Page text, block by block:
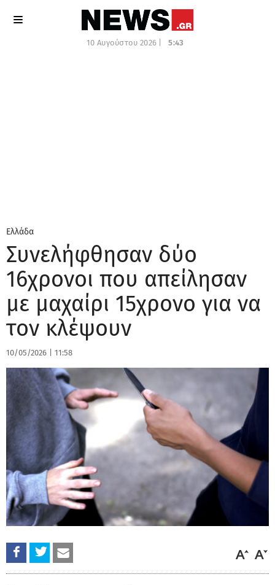
10 Αυγούστου 2026 | 5:43
Ελλάδα
Συνελήφθησαν δύο
16χρονοι που απείλησαν
με μαχαίρι 15χρονο για να
τον κλέψουν
10/05/2026 11:58